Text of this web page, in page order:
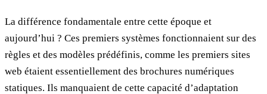
La différence fondamentale entre cette époque et
aujourd’hui ? Ces premiers systèmes fonctionnaient sur des
règles et des modèles prédéfinis, comme les premiers sites
web étaient essentiellement des brochures numériques
statiques. Ils manquaient de cette capacité d’adaptation